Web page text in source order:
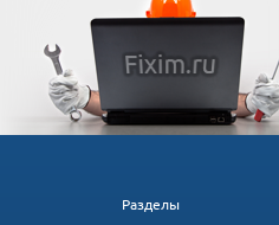
Разделы